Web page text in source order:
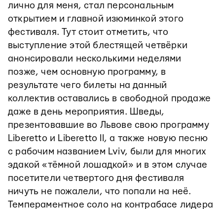
лично для меня, стал персональным
открытием и главной изюминкой этого
фестиваля. Тут стоит отметить, что
выступление этой блестящей четвёрки
анонсировали несколькими неделями
позже, чем основную программу, в
результате чего билеты на данный
коллектив оставались в свободной продаже
даже в день мероприятия. Шведы,
презентовавшие во Львове свою программу
Liberetto и Liberetto II, а также новую песню
с рабочим названием Lviv, были для многих
эдакой «тёмной лошадкой» и в этом случае
посетители четвертого дня фестиваля
ничуть не пожалели, что попали на неё.
Темпераментное соло на контрабасе лидера